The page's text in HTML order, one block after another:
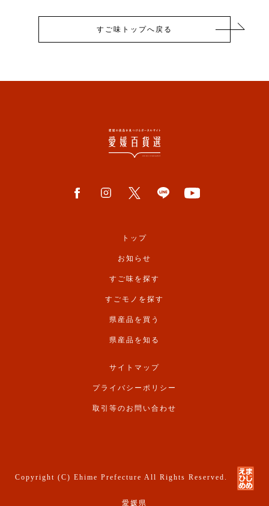
すご味トップへ戻る
トップ
お知らせ
すご味を探す
すごモノを探す
県産品を買う
県産品を知る
サイトマップ
プライバシーポリシー
取引等のお問い合わせ
Copyright (C) Ehime Prefecture All Rights Reserved.
愛媛県